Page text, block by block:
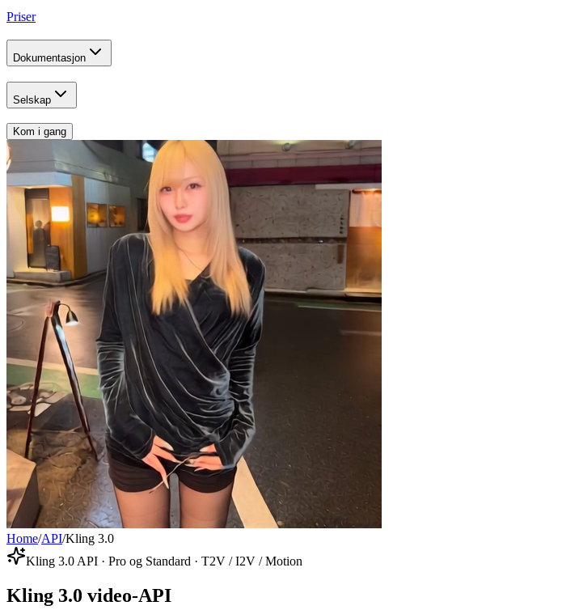
Priser
Dokumentasjon
Selskap
Kom i gang
Home/API/Kling 3.0
Kling 3.0 API · Pro og Standard · T2V / I2V / Motion
Kling 3.0 video-API